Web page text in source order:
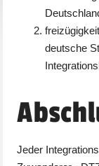
deutsche
Jeder